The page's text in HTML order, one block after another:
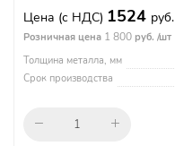
Цена (с НДС) 1524 руб.
Розничная цена 1 800 руб. /шт
Толщина металла, мм
Срок производства